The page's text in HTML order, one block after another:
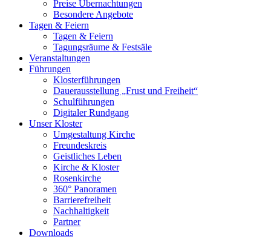
Preise Übernachtungen
Besondere Angebote
Tagen & Feiern
Tagen & Feiern
Tagungsräume & Festsäle
Veranstaltungen
Führungen
Klosterführungen
Dauerausstellung „Frust und Freiheit“
Schulführungen
Digitaler Rundgang
Unser Kloster
Umgestaltung Kirche
Freundeskreis
Geistliches Leben
Kirche & Kloster
Rosenkirche
360° Panoramen
Barrierefreiheit
Nachhaltigkeit
Partner
Downloads